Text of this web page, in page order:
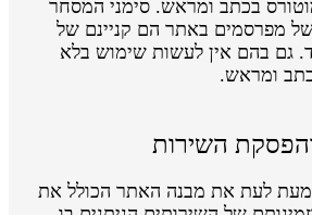
בכתב ומראש. סימני המסחר
מפרסמים באתר הם קניינם של
בהם אין לעשות שימוש בלא
ומראש.
השירות
לעת את מבנה האתר הכולל את